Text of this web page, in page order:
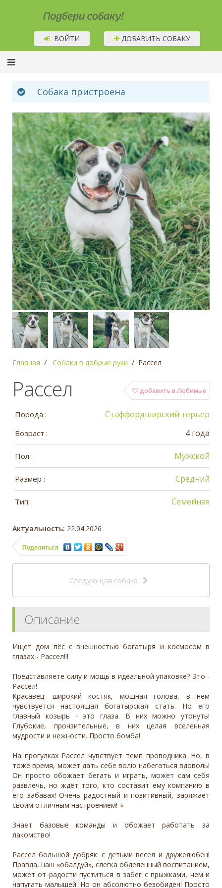
Подбери собаку!
ВОЙТИ ДОБАВИТЬ СОБАКУ
Собака пристроена
Главная Собаки в добрые руки Рассел
добавить в Любимые
Рассел
Порода : Стаффордширский терьер
Возраст : 4 года
Пол : Мужской
Размер : Средний
Тип : Семейная
Актуальность: 22.04.2026
Поделиться
Следующая собака
Описание
Ищет дом пёс с внешностью богатыря и космосом в
глазах - Рассел!!!
Представляете силу и мощь в идеальной упаковке? Это -
Рассел!
Красавец: широкий костяк, мощная голова, в нём
чувствуется настоящая богатырская стать. Но его
главный козырь - это глаза. В них можно утонуть!
Глубокие, пронзительные, в них целая вселенная
мудрости и нежности. Просто бомба!
На прогулках Рассел чувствует темп проводника. Но, в
тоже время, может дать себе волю набегаться вдоволь!
Он просто обожает бегать и играть, может сам себя
развлечь, но ждёт того, кто составит ему компанию в
его забавах! Очень радостный и позитивный, заряжает
своим отличным настроением! ⭐️
Знает базовые команды и обожает работать за
лакомство!
Рассел большой добряк: с детьми весел и дружелюбен!
Правда, наш «обалдуй», слегка обделенный воспитанием,
может от радости пуститься в забег с прыжками, чем и
напугать малышей. Но он абсолютно безобиден! Просто